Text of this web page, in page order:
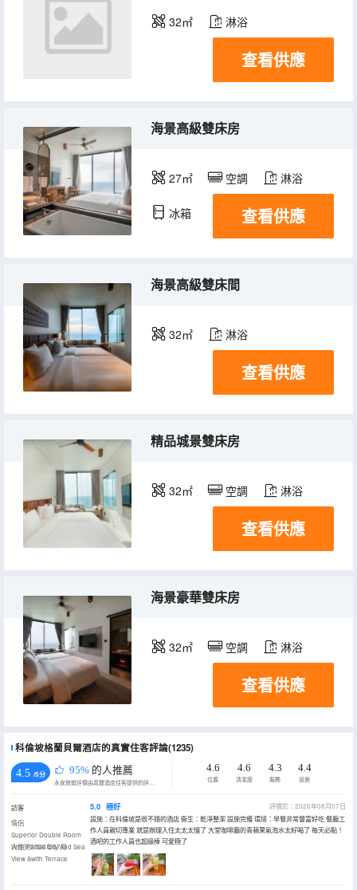
32㎡ 淋浴
查看供應
海景高級雙床房
27㎡ 空調 淋浴
冰箱 查看供應
海景高級雙床間
32㎡ 淋浴
查看供應
精品城景雙床房
32㎡ 空調 淋浴
查看供應
海景豪華雙床房
32㎡ 空調 淋浴
查看供應
科倫坡格蘭貝爾酒店的真實住客評論(1235)
4.5 /5分 95% 的人推薦
永安旅遊評價由真實酒店住客提供的評價。
4.6
位置
4.6
清潔度
4.3
服務
4.4
設施
訪客
情侶
Superior Double Room
With Partial City And Sea
View &with Terrace
入住於2026年07月
5.0 極好
評價於：2026年08月07日
設施：在科倫坡是很不錯的酒店 衞生：乾淨整潔 設施完備 環境：早餐非常豐富好吃 餐廳工
作人員親切專業 就是辦理入住太太太慢了 大堂咖啡廳的青蘋果氣泡水太好喝了 每天必點！
酒吧的工作人員也超級棒 可愛極了